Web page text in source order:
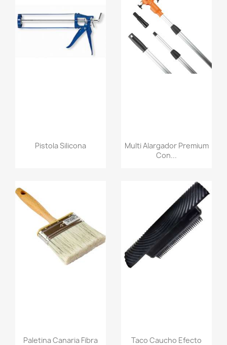
Pistola Silicona
Multi Alargador Premium
Con...
Paletina Canaria Fibra Taco Caucho Efecto